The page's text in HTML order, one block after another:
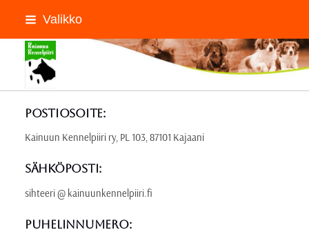
Siirry
sisältöön
Valikko
Kainuun Kennelpiiri ry
Postiosoite:
Kainuun Kennelpiiri ry, PL 103, 87101 Kajaani
Sähköposti:
sihteeri @ kainuunkennelpiiri.fi
Puhelinnumero: